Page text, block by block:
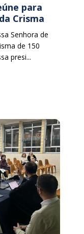
para
Crisma
Senhora de
de 150
presi...